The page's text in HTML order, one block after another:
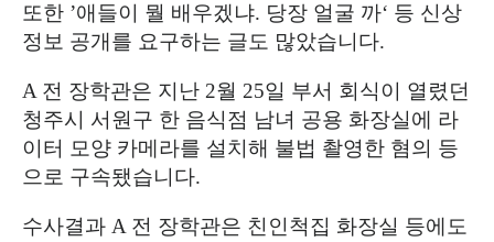
또한 ’애들이 뭘 배우겠냐. 당장 얼굴 까‘ 등 신상
정보 공개를 요구하는 글도 많았습니다.
A 전 장학관은 지난 2월 25일 부서 회식이 열렸던
청주시 서원구 한 음식점 남녀 공용 화장실에 라
이터 모양 카메라를 설치해 불법 촬영한 혐의 등
으로 구속됐습니다.
수사결과 A 전 장학관은 친인척집 화장실 등에도